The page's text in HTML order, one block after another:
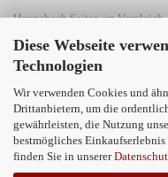
Diese Webseite
Technologien
Wir verwenden Cookies und
Drittanbietern, um die
gewährleisten, die Nutzung
bestmögliches
finden Sie in unserer
Hannabach Saiten im Vergleich
Savarez Saiten
Pyramid Saiten
Kontakt
Kundenbewertungen